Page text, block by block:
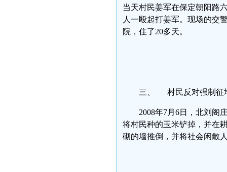
当天村民姜军在保定朝阳路
人一殴起打姜军。现场的交
院，住了20多天。
三、 村民反对强制征
2008年7月6日，北刘阁
将村民种的玉米铲掉，并在
砌的墙推倒，并将社会闲散